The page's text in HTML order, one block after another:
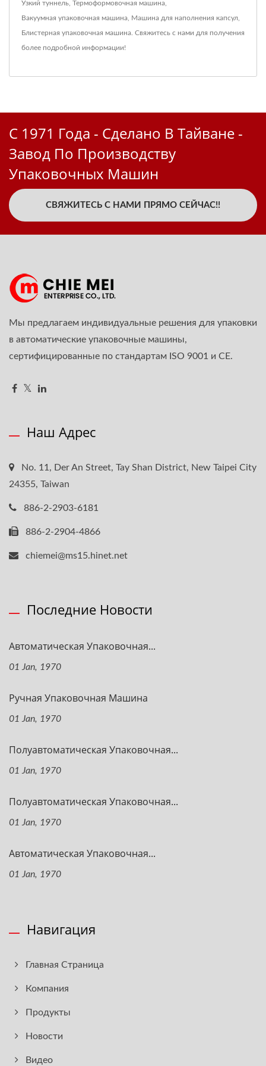
Узкий туннель Термоформовочная машина
Вакуумная упаковочная машина Машина для наполнения капсул
Блистерная упаковочная машина Свяжитесь с нами для получения
более подробной информации!
С 1971 Года - Сделано В Тайване -
Завод По Производству
Упаковочных Машин
СВЯЖИТЕСЬ С НАМИ ПРЯМО СЕЙЧАС!!
Мы предлагаем индивидуальные решения для упаковки
в автоматические упаковочные машины,
сертифицированные по стандартам ISO 9001 и CE.
Наш Адрес
No. 11, Der An Street, Tay Shan District, New Taipei City
24355, Taiwan
886-2-2903-6181
886-2-2904-4866
chiemei@ms15.hinet.net
Последние Новости
Автоматическая Упаковочная...
01 Jan, 1970
Ручная Упаковочная Машина
01 Jan, 1970
Полуавтоматическая Упаковочная...
01 Jan, 1970
Полуавтоматическая Упаковочная...
01 Jan, 1970
Автоматическая Упаковочная...
01 Jan, 1970
Навигация
Главная Страница
Компания
Продукты
Новости
Видео